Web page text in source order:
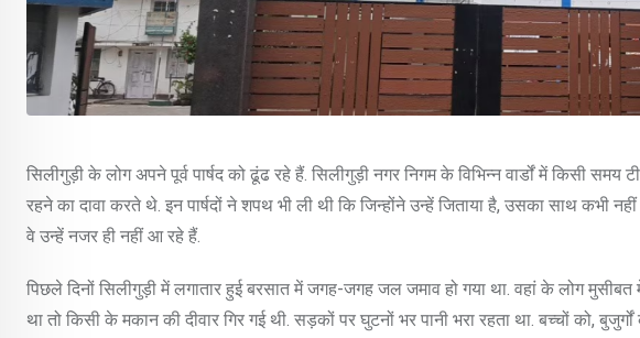
सिलीगुड़ी के लोग अपने पूर्व पार्षद को ढूंढ रहे हैं. सिलीगुड़ी नगर निगम के विभिन्न वार्डों में किसी
रहने का दावा करते थे. इन पार्षदों ने शपथ भी ली थी कि जिन्होंने उन्हें जिताया है, उसका साथ कभी
वे उन्हें नजर ही नहीं आ रहे हैं.
पिछले दिनों सिलीगुड़ी में लगातार हुई बरसात में जगह-जगह जल जमाव हो गया था. वहां के लोग
था तो किसी के मकान की दीवार गिर गई थी. सड़कों पर घुटनों भर पानी भरा रहता था. बच्चों को,